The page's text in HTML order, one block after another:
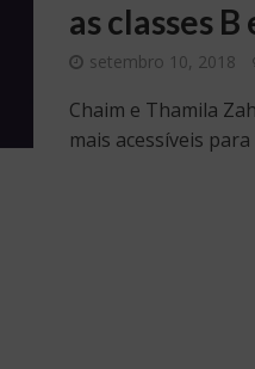
as classes B
setembro 10, 2018
Chaim e Thamila
mais acessíveis